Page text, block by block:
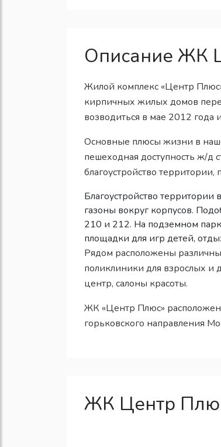
Описание ЖК
Жилой комплекс «Центр
кирпичных жилых домов
возводиться в мае 2012
Основные плюсы жизни в
пешеходная доступность ж/д
благоустройство
Благоустройство территории
газоны вокруг корпусов.
210 и 212. На подземном
площадки для игр детей,
Рядом расположены
поликлиники для взрослых и
центр, салоны красоты.
ЖК «Центр Плюс» расположен
горьковского направления
ЖК Центр